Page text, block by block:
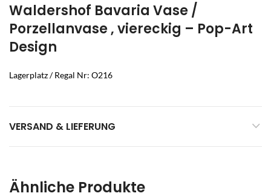
Waldershof Bavaria Vase /
Porzellanvase , viereckig – Pop-Art
Design
Lagerplatz / Regal Nr: O216
VERSAND & LIEFERUNG
Ähnliche Produkte